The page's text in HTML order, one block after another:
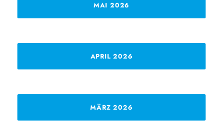
MAI 2026
APRIL 2026
MÄRZ 2026